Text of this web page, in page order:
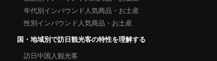
年代別インバウンド人気商品・お土産
性別インバウンド人気商品・お土産
国・地域別で訪日観光客の特性を理解する
訪日中国人観光客